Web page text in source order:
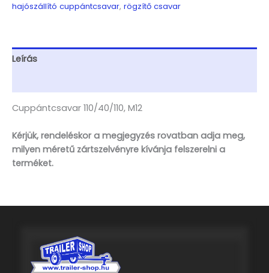
hajószállító cuppántcsavar, rögzítő csavar
Leírás
Cuppántcsavar 110/40/110, M12
Kérjük, rendeléskor a megjegyzés rovatban adja meg,
milyen méretű zártszelvényre kívánja felszerelni a
terméket.